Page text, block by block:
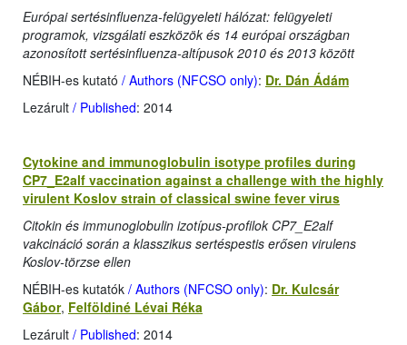
Európai sertésinfluenza-felügyeleti hálózat: felügyeleti
programok, vizsgálati eszközök és 14 európai országban
azonosított sertésinfluenza-altípusok 2010 és 2013 között
NÉBIH-es kutató / Authors (NFCSO only): Dr. Dán Ádám
Lezárult / Published: 2014
Cytokine and immunoglobulin isotype profiles during
CP7_E2alf vaccination against a challenge with the highly
virulent Koslov strain of classical swine fever virus
Citokin és immunoglobulin izotípus-profilok CP7_E2alf
vakcináció során a klasszikus sertéspestis erősen virulens
Koslov-törzse ellen
NÉBIH-es kutatók / Authors (NFCSO only): Dr. Kulcsár
Gábor, Felföldiné Lévai Réka
Lezárult / Published: 2014